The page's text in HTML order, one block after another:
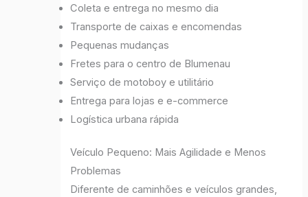
Coleta e entrega no mesmo dia
Transporte de caixas e encomendas
Pequenas mudanças
Fretes para o centro de Blumenau
Serviço de motoboy e utilitário
Entrega para lojas e e-commerce
Logística urbana rápida
Veículo Pequeno: Mais Agilidade e Menos
Problemas
Diferente de caminhões e veículos grandes,